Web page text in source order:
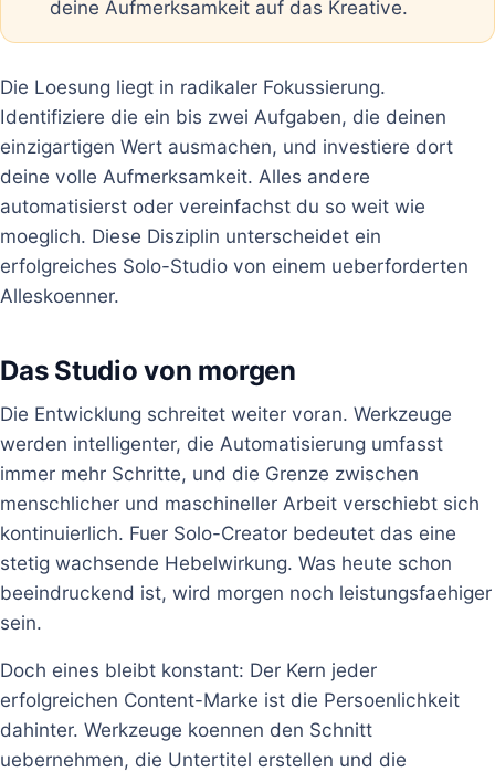
deine Aufmerksamkeit auf das Kreative.
Die Loesung liegt in radikaler Fokussierung.
Identifiziere die ein bis zwei Aufgaben, die deinen
einzigartigen Wert ausmachen, und investiere dort
deine volle Aufmerksamkeit. Alles andere
automatisierst oder vereinfachst du so weit wie
moeglich. Diese Disziplin unterscheidet ein
erfolgreiches Solo-Studio von einem ueberforderten
Alleskoenner.
Das Studio von morgen
Die Entwicklung schreitet weiter voran. Werkzeuge
werden intelligenter, die Automatisierung umfasst
immer mehr Schritte, und die Grenze zwischen
menschlicher und maschineller Arbeit verschiebt sich
kontinuierlich. Fuer Solo-Creator bedeutet das eine
stetig wachsende Hebelwirkung. Was heute schon
beeindruckend ist, wird morgen noch leistungsfaehiger
sein.
Doch eines bleibt konstant: Der Kern jeder
erfolgreichen Content-Marke ist die Persoenlichkeit
dahinter. Werkzeuge koennen den Schnitt
uebernehmen, die Untertitel erstellen und die